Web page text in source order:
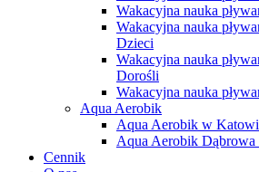
Wakacyjna nauka
Wakacyjna nauka
Dzieci
Wakacyjna nauka
Dorośli
Wakacyjna nauka
Aqua Aerobik
Aqua Aerobik w
Aqua Aerobik Dąbrowa
Cennik